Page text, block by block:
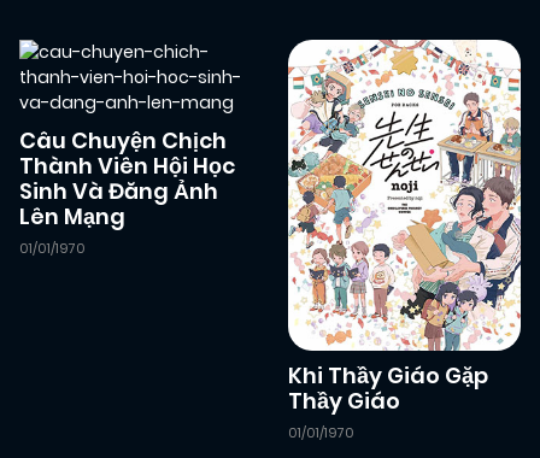
Câu Chuyện Chịch
Thành Viên Hội Học
Sinh Và Đăng Ảnh
Lên Mạng
01/01/1970
Khi Thầy Giáo Gặp
Thầy Giáo
01/01/1970